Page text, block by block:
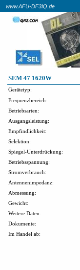
SEM 47 1620W
www.AFU-DF3IQ.de
Gerätetyp:
Frequenzbereich:
Betriebsarten:
Ausgangsleistung:
Empfindlichkeit:
Selektion:
Spiegel-Unterdrückung:
Betriebsspannung:
Stromverbrauch:
Antennenimpedanz:
Abmessung:
Gewicht:
Weitere Daten:
Dokumente:
Im Handel ab: